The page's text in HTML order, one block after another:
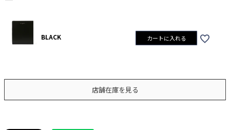
BLACK カートに入れる
店舗在庫を見る